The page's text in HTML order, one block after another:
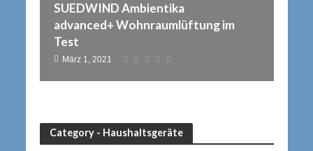
SUEDWIND Ambientika
advanced+ Wohnraumlüftung im
Test
März 1, 2021
Category - Haushaltsgeräte